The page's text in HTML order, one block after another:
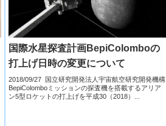
国際水星探査計画BepiColomboの
打上げ日時の変更について
2018/09/27 国立研究開発法人宇宙航空研究開発機構
BepiColomboミッションの探査機を搭載するアリア
ン5型ロケットの打上げを平成30（2018）...